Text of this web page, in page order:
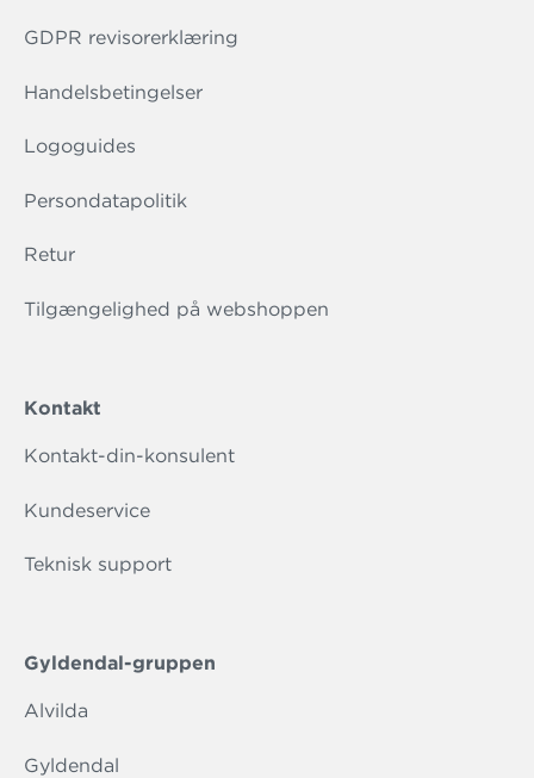
GDPR revisorerklæring
Handelsbetingelser
Logoguides
Persondatapolitik
Retur
Tilgængelighed på webshoppen
Kontakt
Kontakt-din-konsulent
Kundeservice
Teknisk support
Gyldendal-gruppen
Alvilda
Gyldendal